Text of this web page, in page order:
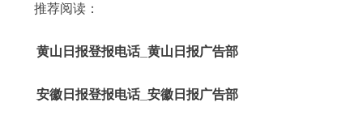
推荐阅读：
黄山日报登报电话_黄山日报广告部
安徽日报登报电话_安徽日报广告部